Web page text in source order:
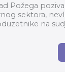
Požega
sektora,
na